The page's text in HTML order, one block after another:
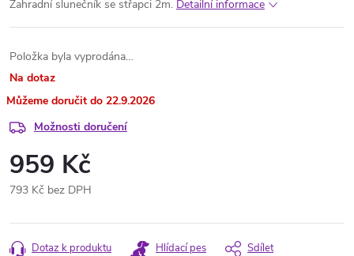
Zahradní slunečník se střapci 2m. Detailní informace
Položka byla vyprodána…
Na dotaz
22.9.2026
Možnosti doručení
959 Kč
793 Kč bez DPH
cena:
Dotaz k produktu Hlídací pes Sdílet